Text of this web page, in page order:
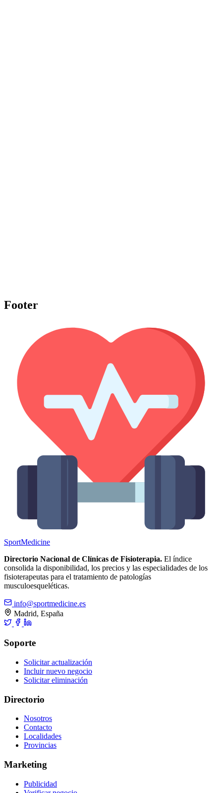
Footer
SportMedicine
Directorio Nacional de Clínicas de Fisioterapia. El índice
consolida la disponibilidad, los precios y las especialidades de los
fisioterapeutas para el tratamiento de patologías
musculoesqueléticas.
info@sportmedicine.es
Madrid, España
Soporte
Solicitar actualización
Incluir nuevo negocio
Solicitar eliminación
Directorio
Nosotros
Contacto
Localidades
Provincias
Marketing
Publicidad